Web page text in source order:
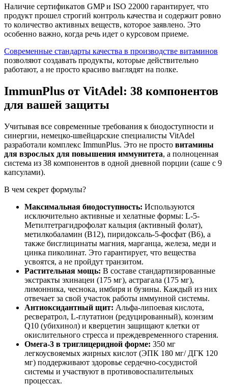
Наличие сертификатов GMP и ISO 22000 гарантирует, что
продукт прошел строгий контроль качества и содержит ровно
то количество активных веществ, которое заявлено. Это
особенно важно, когда речь идет о курсовом приеме.
Современные стандарты качества в производстве витаминов
позволяют создавать продукты, которые действительно
работают, а не просто красиво выглядят на полке.
ImmunPlus от VitAdel: 38 компонентов
для вашей защиты
Учитывая все современные требования к биодоступности и
синергии, немецко-швейцарские специалисты VitAdel
разработали комплекс ImmunPlus. Это не просто витамины
для взрослых для повышения иммунитета, а полноценная
система из 38 компонентов в одной дневной порции (саше с 9
капсулами).
В чем секрет формулы?
Максимальная биодоступность: Используются
исключительно активные и хелатные формы: L-5-
Метилтетрагидрофолат кальция (активный фолат),
метилкобаламин (В12), пиридоксаль-5-фосфат (В6), а
также бисглицинаты магния, марганца, железа, меди и
цинка пиколинат. Это гарантирует, что вещества
усвоятся, а не пройдут транзитом.
Растительная мощь: В составе стандартизированные
экстракты эхинацеи (175 мг), астрагала (175 мг),
лимонника, чеснока, имбиря и бузины. Каждый из них
отвечает за свой участок работы иммунной системы.
Антиоксидантный щит: Альфа-липоевая кислота,
ресвератрол, L-глутатион (редуцированный), коэнзим
Q10 (убихинол) и кверцетин защищают клетки от
окислительного стресса и преждевременного старения.
Омега-3 в триглицеридной форме: 350 мг
легкоусвояемых жирных кислот (ЭПК 180 мг/ ДГК 120
мг) поддерживают здоровье сердечно-сосудистой
системы и участвуют в противовоспалительных
процессах.